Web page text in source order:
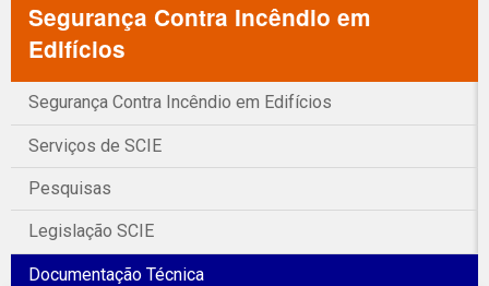
Segurança Contra Incêndio em
Edifícios
Segurança Contra Incêndio em Edifícios
Serviços de SCIE
Pesquisas
Legislação SCIE
Documentação Técnica